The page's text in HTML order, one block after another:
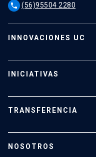
phone (56)95504 2280
INNOVACIONES UC
Oferta para empresas
INICIATIVAS
Apoyo a investigadores
TRANSFERENCIA
¿Cómo proteger mi
NOSOTROS